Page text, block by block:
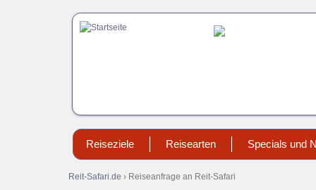
Reiseziele
Afrika
Asien
Reisearten
Abenteuer
Specials und
You
Reit-Safari.de › Reiseanfrage an Reit-Safari